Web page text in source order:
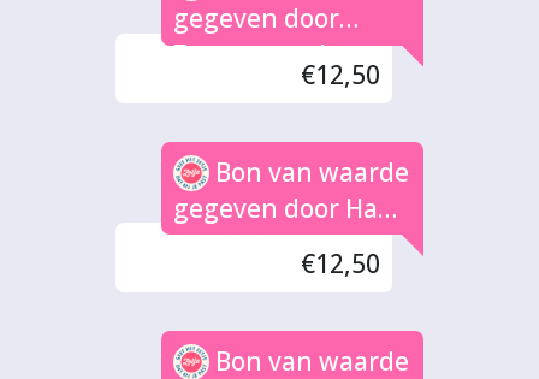
gegeven door
Zwager marleen
€12,50
Bon van waarde
gegeven door Hans
& Adrie
€12,50
Bon van waarde